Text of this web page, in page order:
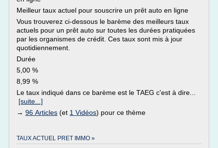
Meilleur taux actuel pour souscrire un prêt auto en ligne
Vous trouverez ci-dessous le barème des meilleurs taux
actuels pour un prêt auto sur toutes les durées pratiquées
par les organismes de crédit. Ces taux sont mis à jour
quotidiennement.
Durée
5,00 %
8,99 %
Le taux indiqué dans ce barème est le TAEG c'est à dire...
[suite...]
→ 96 Articles (et 1 Vidéos) pour ce thème
TAUX ACTUEL PRET IMMO »